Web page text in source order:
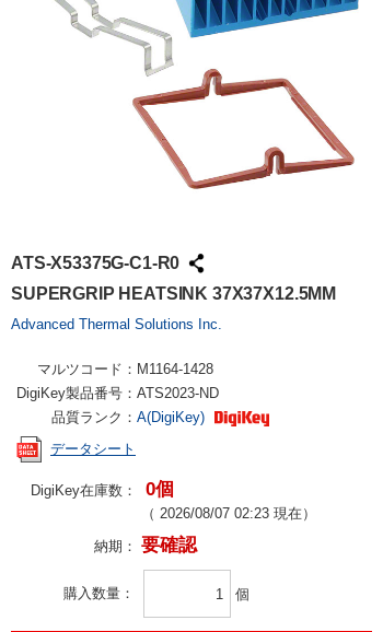
ATS-X53375G-C1-R0
SUPERGRIP HEATSINK 37X37X12.5MM
Advanced Thermal Solutions Inc.
マルツコード： M1164-1428
DigiKey製品番号： ATS2023-ND
品質ランク： A(DigiKey)
データシート
DigiKey在庫数： 0個
（ 2026/08/07 02:23 現在）
納期： 要確認
購入数量 個